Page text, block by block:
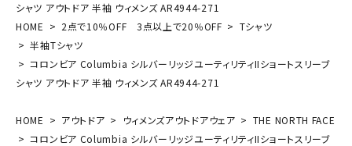
シャツ アウトドア 半袖 ウィメンズ AR4944-271
HOME
2点で10％OFF 3点以上で20％OFF
Tシャツ
半袖Tシャツ
コロンビア Columbia シルバーリッジユーティリティIIショートスリーブ
シャツ アウトドア 半袖 ウィメンズ AR4944-271
HOME アウトドア ウィメンズアウトドアウェア
THE NORTH FACE
コロンビア Columbia シルバーリッジユーティリティIIショートスリーブ